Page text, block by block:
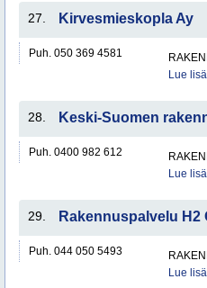
27. Kirvesmieskopla Ay
Puh. 050 369 4581
Lue
28. Keski-Suomen
Puh. 0400 982 612
Lue
29. Rakennuspalvelu H2
Puh. 044 050 5493
Lue